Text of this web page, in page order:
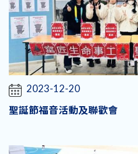
2023-12-20
聖誕節福音活動及聯歡會